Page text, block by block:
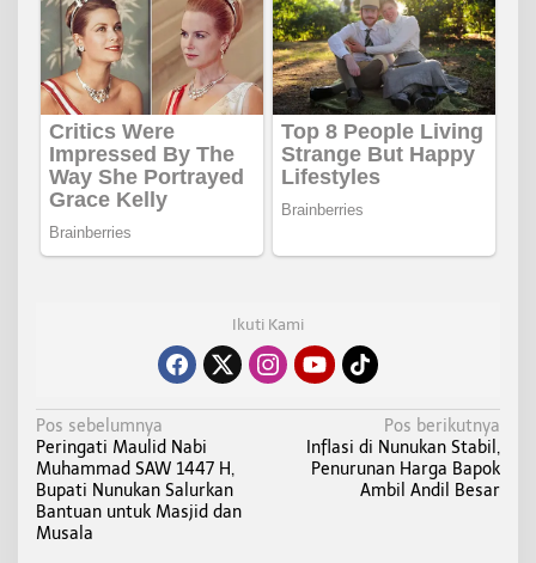
Ikuti Kami
N
a
v
i
g
Pos sebelumnya
Peringati Maulid Nabi
Muhammad SAW 1447 H,
Bupati Nunukan Salurkan
Bantuan untuk Masjid dan
Musala
Pos berikutnya
Inflasi di Nunukan Stabil,
Penurunan Harga Bapok
Ambil Andil Besar